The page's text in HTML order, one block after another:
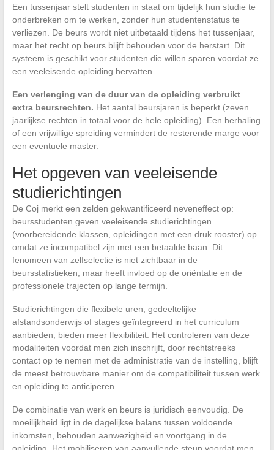
Een tussenjaar stelt studenten in staat om tijdelijk hun studie te
onderbreken om te werken, zonder hun studentenstatus te
verliezen. De beurs wordt niet uitbetaald tijdens het tussenjaar,
maar het recht op beurs blijft behouden voor de herstart. Dit
systeem is geschikt voor studenten die willen sparen voordat ze
een veeleisende opleiding hervatten.
Een verlenging van de duur van de opleiding verbruikt
extra beursrechten. Het aantal beursjaren is beperkt (zeven
jaarlijkse rechten in totaal voor de hele opleiding). Een herhaling
of een vrijwillige spreiding vermindert de resterende marge voor
een eventuele master.
Het opgeven van veeleisende
studierichtingen
De Coj merkt een zelden gekwantificeerd neveneffect op:
beursstudenten geven veeleisende studierichtingen
(voorbereidende klassen, opleidingen met een druk rooster) op
omdat ze incompatibel zijn met een betaalde baan. Dit
fenomeen van zelfselectie is niet zichtbaar in de
beursstatistieken, maar heeft invloed op de oriëntatie en de
professionele trajecten op lange termijn.
Studierichtingen die flexibele uren, gedeeltelijke
afstandsonderwijs of stages geïntegreerd in het curriculum
aanbieden, bieden meer flexibiliteit. Het controleren van deze
modaliteiten voordat men zich inschrijft, door rechtstreeks
contact op te nemen met de administratie van de instelling, blijft
de meest betrouwbare manier om de compatibiliteit tussen werk
en opleiding te anticiperen.
De combinatie van werk en beurs is juridisch eenvoudig. De
moeilijkheid ligt in de dagelijkse balans tussen voldoende
inkomsten, behouden aanwezigheid en voortgang in de
opleiding. Het mobiliseren van aanvullende steun voordat men